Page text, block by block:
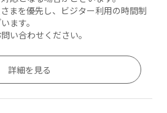
まを優先し、ビジター利用の時間制
ます。
い合わせください。
詳細を見る